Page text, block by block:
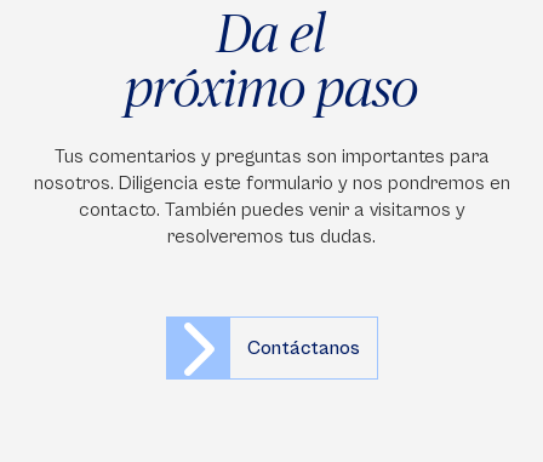
Da el
próximo paso
Tus comentarios y preguntas son importantes para
nosotros. Diligencia este formulario y nos pondremos en
contacto. También puedes venir a visitarnos y
resolveremos tus dudas.
Contáctanos